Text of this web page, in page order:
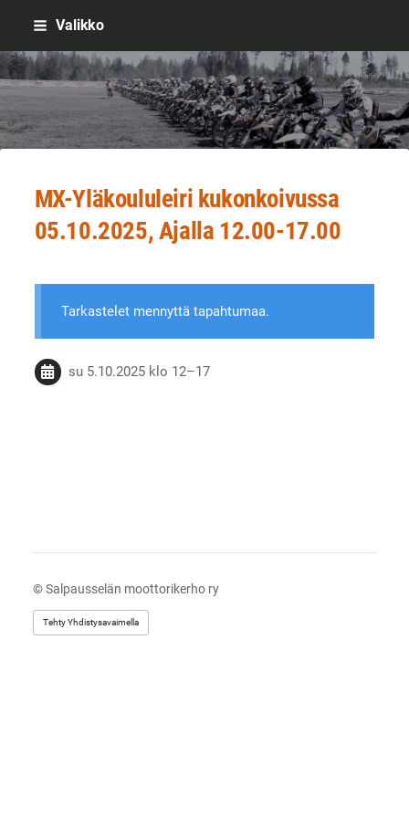
Siirry
sisältöön
Valikko
Sivuston etusivulle
MX-Yläkoululeiri kukonkoivussa
05.10.2025, Ajalla 12.00-17.00
Tarkastelet mennyttä tapahtumaa.
su 5.10.2025 klo 12–17
©Salpausselän moottorikerho ry
Tehty Yhdistysavaimella